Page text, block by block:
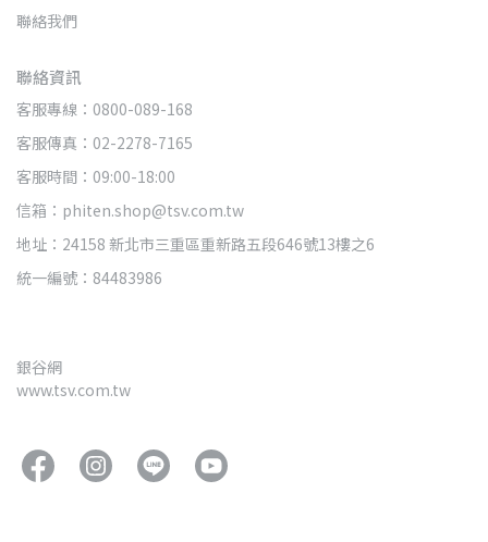
聯絡我們
聯絡資訊
客服專線：0800-089-168
客服傳真：02-2278-7165
客服時間：09:00-18:00
信箱：phiten.shop@tsv.com.tw
地址：24158 新北市三重區重新路五段646號13樓之6
統一編號：84483986
銀谷網
www.tsv.com.tw